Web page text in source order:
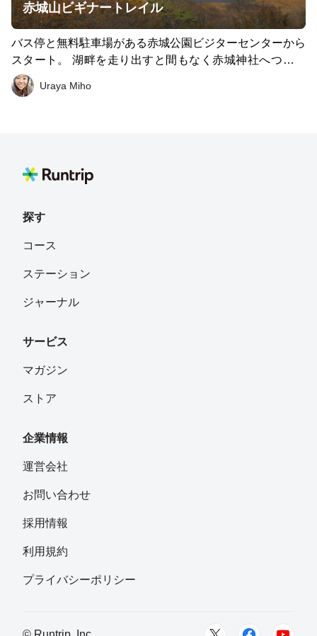
赤城山ビギナートレイル
バス停と無料駐車場がある赤城公園ビジターセンターから
スタート。 湖畔を走り出すと間もなく赤城神社へつなが
る赤い橋が雰囲気あり。 赤城神社で旅の無事をお願いし
たら黒檜山登山口へ。 湖畔から山頂までの標高差は約450
ば長野県八ヶ岳連峰まで楽しめます。 黒檜山から駒ヶ岳
らひろがる絶景は必見。 最後に大沼湖畔の車道へ出たら
は別名「小尾瀬」と呼ばれるほどの名所。 クールダウン
ゴールできるこちらのコース。きっとビギナーもチャレン
ジしやすいはず。
Uraya Miho
探す
コース
ステーション
ジャーナル
サービス
マガジン
ストア
企業情報
運営会社
お問い合わせ
採用情報
利用規約
プライバシーポリシー